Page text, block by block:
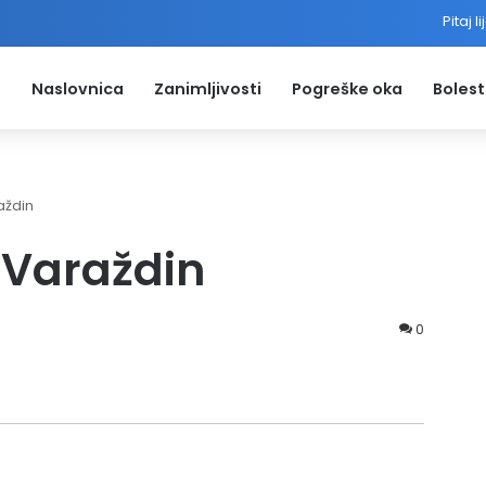
Pitaj
Naslovnica Zanimljivosti Pogreške oka
0